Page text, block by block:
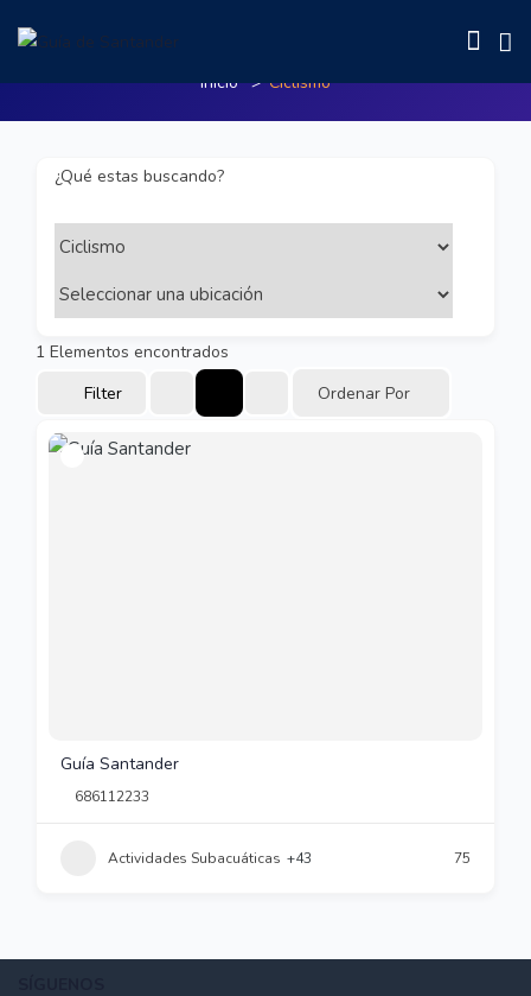
Inicio Ciclismo
¿Qué estas buscando?
1 Elementos encontrados
Filter
Ordenar Por
Guía Santander
686112233
Actividades Subacuáticas +43 75